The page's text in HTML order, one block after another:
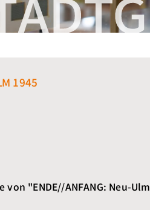
1945
"ENDE//ANFANG: Neu-Ulm